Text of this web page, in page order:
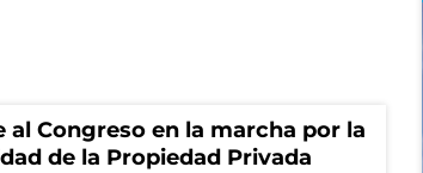
Congreso en la marcha por la
de la Propiedad Privada